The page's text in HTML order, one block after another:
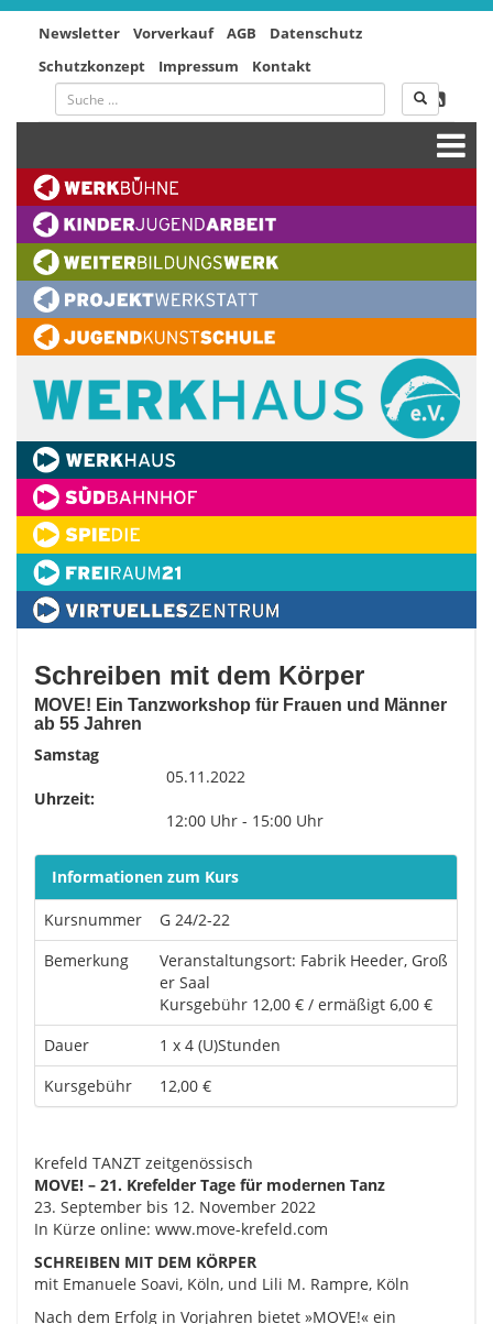
Newsletter Vorverkauf AGB
Datenschutz
Schutzkonzept
Impressum Kontakt
Schreiben mit dem Körper
MOVE! Ein Tanzworkshop für Frauen und Männer
ab 55 Jahren
Samstag
05.11.2022
Uhrzeit:
12:00 Uhr - 15:00 Uhr
Informationen zum Kurs
Kursnummer
G 24/2-22
Bemerkung
Veranstaltungsort: Fabrik Heeder, Groß
er Saal
Kursgebühr 12,00 € / ermäßigt 6,00 €
Dauer
1 x 4 (U)Stunden
Kursgebühr
12,00 €
Krefeld TANZT zeitgenössisch
MOVE! – 21. Krefelder Tage für modernen Tanz
23. September bis 12. November 2022
In Kürze online: www.move-krefeld.com
SCHREIBEN MIT DEM KÖRPER
mit Emanuele Soavi, Köln, und Lili M. Rampre, Köln
Nach dem Erfolg in Vorjahren bietet »MOVE!« ein